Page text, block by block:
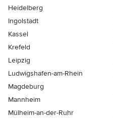
Heidelberg
Ingolstadt
Kassel
Krefeld
Leipzig
Ludwigshafen-am-Rhein
Magdeburg
Mannheim
Mülheim-an-der-Ruhr